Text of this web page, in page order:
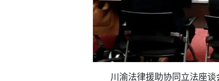
川渝法律援助协同立法座谈